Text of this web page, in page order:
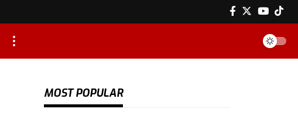
MOST POPULAR